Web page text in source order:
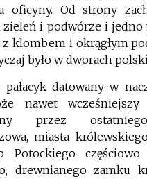
oficyny. Od strony
zieleń i podwórze i jedno
klombem i okrągłym
było w dworach
datowany w
nawet
przez
miasta
Potockiego
drewnia­nego zamku